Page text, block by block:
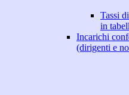
Tassi
in
Incarichi
(dirigenti e